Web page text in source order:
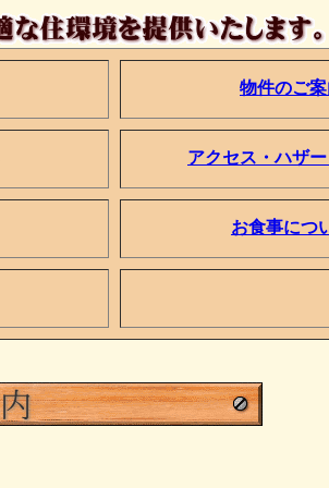
物件のご案
アクセス・ハザ
お食事につ